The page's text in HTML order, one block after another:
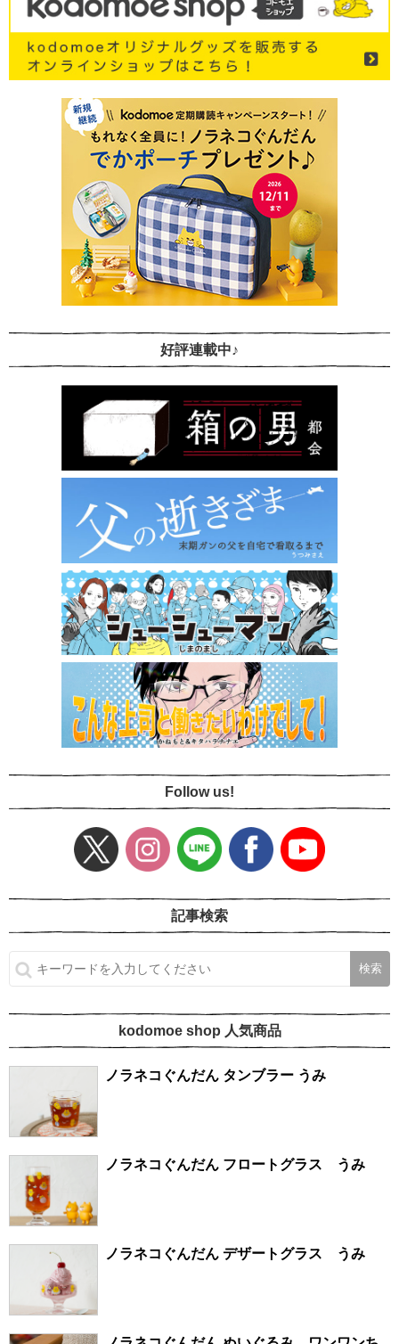
好評連載中♪
Follow us!
記事検索
kodomoe shop 人気商品
ノラネコぐんだん タンブラー うみ
ノラネコぐんだん フロートグラス うみ
ノラネコぐんだん デザートグラス うみ